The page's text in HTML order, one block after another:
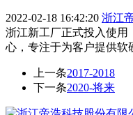
2022-02-18 16:42:20 浙江
浙江新工厂正式投入使用
心，专注于为客户提供软
上一条2017-2018
下一条2020-将来